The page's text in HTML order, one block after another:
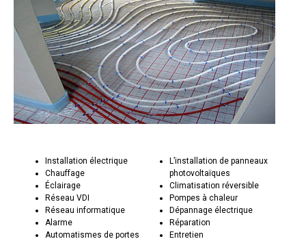
Installation électrique
Chauffage
Éclairage
Réseau VDI
Réseau informatique
Alarme
Automatismes de portes
L’installation de panneaux
photovoltaïques
Climatisation réversible
Pompes à chaleur
Dépannage électrique
Réparation
Entretien